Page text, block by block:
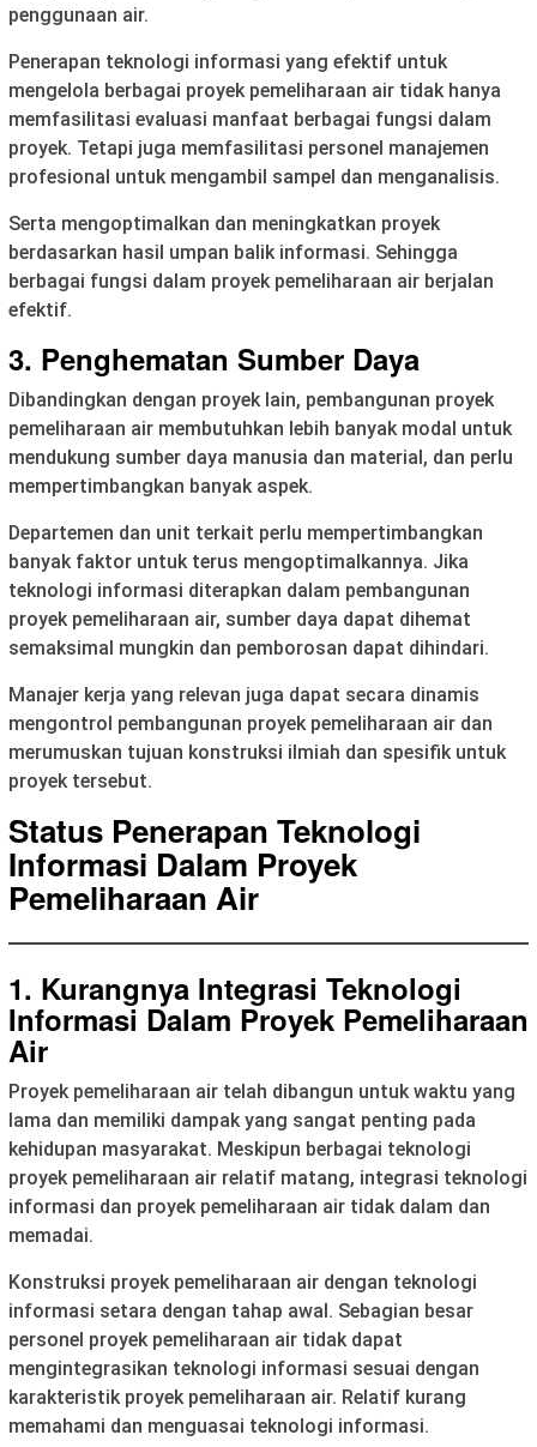
penggunaan air.
Penerapan teknologi informasi yang efektif untuk
mengelola berbagai proyek pemeliharaan air tidak hanya
memfasilitasi evaluasi manfaat berbagai fungsi dalam
proyek. Tetapi juga memfasilitasi personel manajemen
profesional untuk mengambil sampel dan menganalisis.
Serta mengoptimalkan dan meningkatkan proyek
berdasarkan hasil umpan balik informasi. Sehingga
berbagai fungsi dalam proyek pemeliharaan air berjalan
efektif.
3. Penghematan Sumber Daya
Dibandingkan dengan proyek lain, pembangunan proyek
pemeliharaan air membutuhkan lebih banyak modal untuk
mendukung sumber daya manusia dan material, dan perlu
mempertimbangkan banyak aspek.
Departemen dan unit terkait perlu mempertimbangkan
banyak faktor untuk terus mengoptimalkannya. Jika
teknologi informasi diterapkan dalam pembangunan
proyek pemeliharaan air, sumber daya dapat dihemat
semaksimal mungkin dan pemborosan dapat dihindari.
Manajer kerja yang relevan juga dapat secara dinamis
mengontrol pembangunan proyek pemeliharaan air dan
merumuskan tujuan konstruksi ilmiah dan spesifik untuk
proyek tersebut.
Status Penerapan Teknologi
Informasi Dalam Proyek
Pemeliharaan Air
1. Kurangnya Integrasi Teknologi
Informasi Dalam Proyek Pemeliharaan
Air
Proyek pemeliharaan air telah dibangun untuk waktu yang
lama dan memiliki dampak yang sangat penting pada
kehidupan masyarakat. Meskipun berbagai teknologi
proyek pemeliharaan air relatif matang, integrasi teknologi
informasi dan proyek pemeliharaan air tidak dalam dan
memadai.
Konstruksi proyek pemeliharaan air dengan teknologi
informasi setara dengan tahap awal. Sebagian besar
personel proyek pemeliharaan air tidak dapat
mengintegrasikan teknologi informasi sesuai dengan
karakteristik proyek pemeliharaan air. Relatif kurang
memahami dan menguasai teknologi informasi.